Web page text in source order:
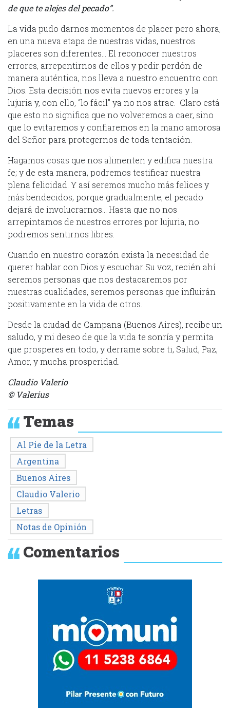
de que te alejes del pecado”.
La vida pudo darnos momentos de placer pero ahora,
en una nueva etapa de nuestras vidas, nuestros
placeres son diferentes… El reconocer nuestros
errores, arrepentirnos de ellos y pedir perdón de
manera auténtica, nos lleva a nuestro encuentro con
Dios. Esta decisión nos evita nuevos errores y la
lujuria y, con ello, “lo fácil” ya no nos atrae. Claro está
que esto no significa que no volveremos a caer, sino
que lo evitaremos y confiaremos en la mano amorosa
del Señor para protegernos de toda tentación.
Hagamos cosas que nos alimenten y edifica nuestra
fe; y de esta manera, podremos testificar nuestra
plena felicidad. Y así seremos mucho más felices y
más bendecidos, porque gradualmente, el pecado
dejará de involucrarnos… Hasta que no nos
arrepintamos de nuestros errores por lujuria, no
podremos sentirnos libres.
Cuando en nuestro corazón exista la necesidad de
querer hablar con Dios y escuchar Su voz, recién ahí
seremos personas que nos destacaremos por
nuestras cualidades, seremos personas que influirán
positivamente en la vida de otros.
Desde la ciudad de Campana (Buenos Aires), recibe un
saludo, y mi deseo de que la vida te sonría y permita
que prosperes en todo, y derrame sobre ti, Salud, Paz,
Amor, y mucha prosperidad.
Claudio Valerio
© Valerius
Temas
Al Pie de la Letra
Argentina
Buenos Aires
Claudio Valerio
Letras
Notas de Opinión
Comentarios